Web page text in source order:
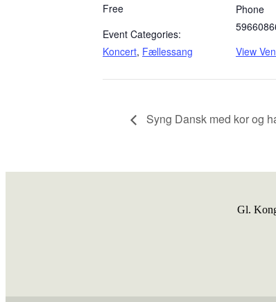
Free
Event Categories:
Koncert, Fællessang
Phone
View
Syng Dansk med kor og
Gl.